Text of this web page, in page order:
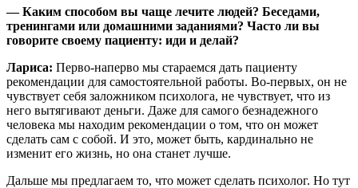
— Каким способом вы чаще лечите людей? Беседами,
тренингами или домашними заданиями? Часто ли вы
говорите своему пациенту: иди и делай?
Лариса: Перво-наперво мы стараемся дать пациенту
рекомендации для самостоятельной работы. Во-первых, он не
чувствует себя заложником психолога, не чувствует, что из
него вытягивают деньги. Даже для самого безнадежного
человека мы находим рекомендации о том, что он может
сделать сам с собой. И это, может быть, кардинально не
изменит его жизнь, но она станет лучше.
Дальше мы предлагаем то, что может сделать психолог. Но тут